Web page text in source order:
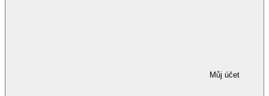
Můj účet